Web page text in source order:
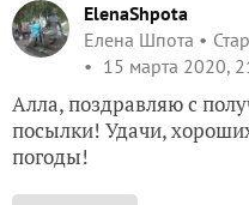
ElenaShpota
Елена Шпота
15 марта 2020,
Алла, поздравляю с
посылки! Удачи,
погоды!